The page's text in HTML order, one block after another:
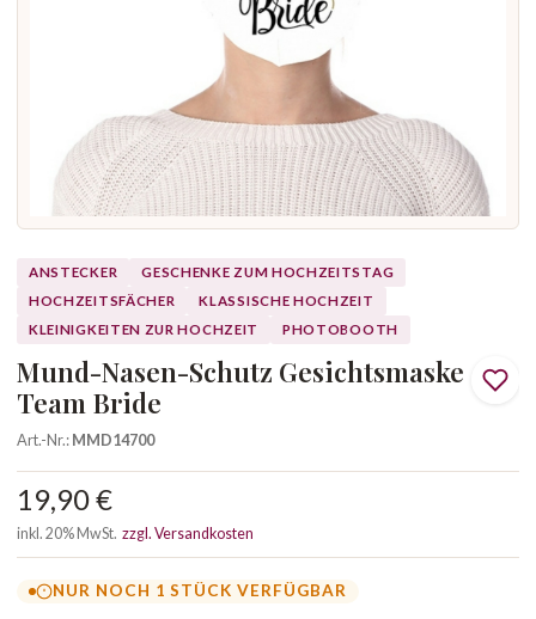
ANSTECKER
GESCHENKE ZUM HOCHZEITSTAG
HOCHZEITSFÄCHER
KLASSISCHE HOCHZEIT
KLEINIGKEITEN ZUR HOCHZEIT
PHOTOBOOTH
Mund-Nasen-Schutz Gesichtsmaske
Team Bride
Art.-Nr.:MMD14700
19,90 €
inkl. 20% MwSt. zzgl. Versandkosten
NUR NOCH 1 STÜCK VERFÜGBAR